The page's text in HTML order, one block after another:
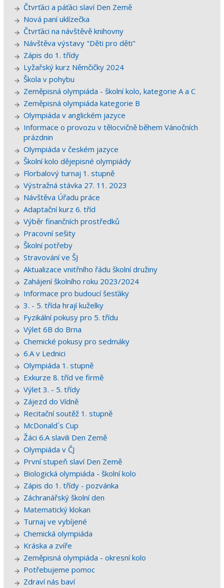
Čtvrťáci a páťáci slaví Den Země
Nová paní uklízečka
Čtvrťáci na návštěvě knihovny
Návštěva výstavy "Děti pro děti"
Zápis do 1. třídy
Lyžařský kurz Němčičky 2024
Škola v pohybu
Zeměpisná olympiáda - školní kolo, kategorie A a C
Zeměpisná olympiáda kategorie B
Olympiáda v anglickém jazyce
Informace o provozu v tělocvičně během Vánočních
prázdnin
Olympiáda v českém jazyce
Školní kolo dějepisné olympiády
Florbalový turnaj 1. stupně
Výstražná stávka 27. 11. 2023
Návštěva Úřadu práce
Adaptační kurz 6. tříd
Výběr finančních prostředků
Pracovní sešity
Školní potřeby
Stravování ve ŠJ
Aktualizace vnitřního řádu školní družiny
Zahájení školního roku 2023/2024
Informace pro budoucí šesťáky
3. - 5. třída hrají kuželky
Fyzikální pokusy pro 5. třídu
Výlet 6B do Brna
Chemické pokusy pro sedmáky
6.A v Lednici
Olympiáda 1. stupně
Exkurze 8. tříd ve firmě
Výlet 3. - 5. třídy
Zájezd do Vídně
Recitační soutěž 1. stupně
McDonald´s Cup
Žáci 6.A slavili Den Země
Olympiáda v ČJ
První stupeň slaví Den Země
Biologická olympiáda - školní kolo
Zápis do 1. třídy - pozvánka
Záchranářský školní den
Matematický klokan
Turnaj ve vybíjené
Chemická olympiáda
Kráska a zvíře
Zeměpisná olympiáda - okresní kolo
Potřebujeme pomoc
Zdraví nás baví